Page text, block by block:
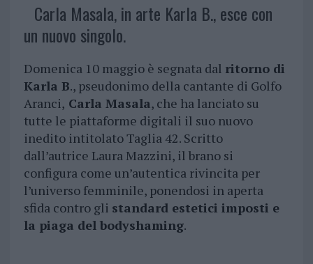
Carla Masala, in arte Karla B., esce con
un nuovo singolo.
Domenica 10 maggio è segnata dal ritorno di
Karla B., pseudonimo della cantante di Golfo
Aranci, Carla Masala, che ha lanciato su
tutte le piattaforme digitali il suo nuovo
inedito intitolato Taglia 42. Scritto
dall’autrice Laura Mazzini, il brano si
configura come un’autentica rivincita per
l’universo femminile, ponendosi in aperta
sfida contro gli standard estetici imposti e
la piaga del bodyshaming.